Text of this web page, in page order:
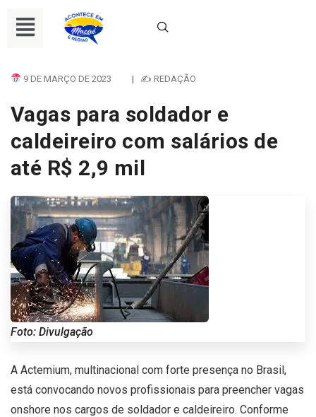
9 DE MARÇO DE 2023 | ✍ REDAÇÃO
Vagas para soldador e
caldeireiro com salários de
até R$ 2,9 mil
Foto: Divulgação
A Actemium, multinacional com forte presença no Brasil,
está convocando novos profissionais para preencher vagas
onshore nos cargos de soldador e caldeireiro. Conforme